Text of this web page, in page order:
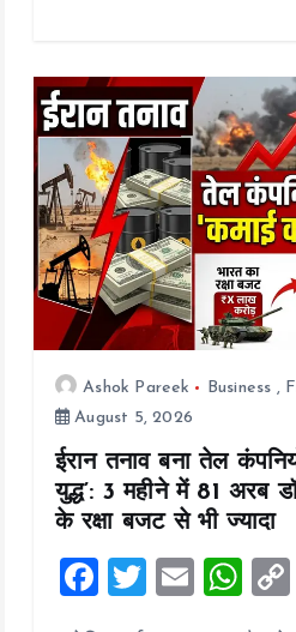
o
o
k
A
p
p
Ashok Pareek Business ,
August 5, 2026
ईरान तनाव बना तेल
युद्ध’: 3 महीने में 81 अरब
के रक्षा बजट से भी ज्यादा
F
T
E
W